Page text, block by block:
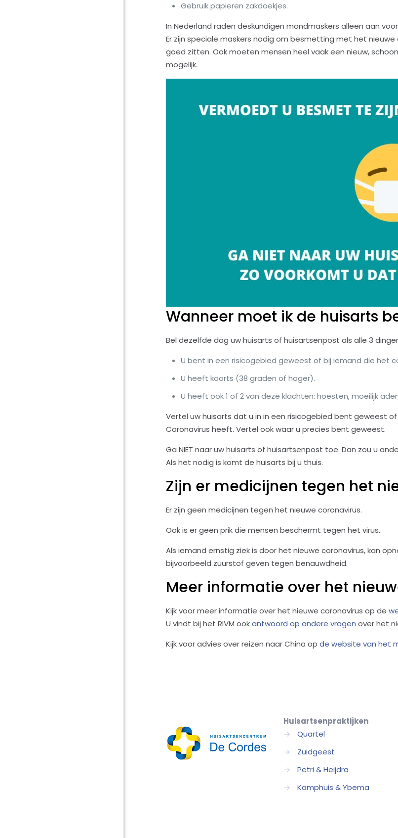
Gebruik papieren zakdoekjes.
In Nederland raden deskundigen mondmaskers alleen aan
Er zijn speciale maskers nodig om besmetting met het
goed zitten. Ook moeten mensen heel vaak een nieuw,
mogelijk.
Wanneer moet ik de huisarts
Bel dezelfde dag uw huisarts of huisartsenpost als alle 3
U bent in een risicogebied geweest of bij iemand die het
U heeft koorts (38 graden of hoger).
U heeft ook 1 of 2 van deze klachten: hoesten, moeilijk
Vertel uw huisarts dat u in in een risicogebied bent geweest
Coronavirus heeft. Vertel ook waar u precies bent geweest.
Ga NIET naar uw huisarts of huisartsenpost toe. Dan zou u
Als het nodig is komt de huisarts bij u thuis.
Zijn er medicijnen tegen het
Er zijn geen medicijnen tegen het nieuwe coronavirus.
Ook is er geen prik die mensen beschermt tegen het virus.
Als iemand ernstig ziek is door het nieuwe coronavirus, kan
bijvoorbeeld zuurstof geven tegen benauwdheid.
Meer informatie over het
Kijk voor meer informatie over het nieuwe coronavirus op de
U vindt bij het RIVM ookantwoord op andere vragen over het
Kijk voor advies over reizen naar China opde website van het
Huisartsenpraktijken
→
Quartel
→
Zuidgeest
→
Petri & Heijdra
→
Kamphuis & Ybema